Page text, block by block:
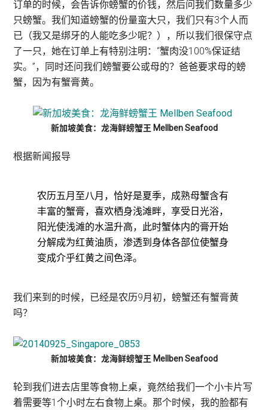
订单的时候，会告诉你螃蟹的价钱，然后问我们数量多少
只螃蟹。我们知道螃蟹的份量蛮大只，我们只有3个人而
已（我又是绑牙的人能吃多少呢？），所以我们很保守点
了一只，她在订单上有特别注明：“蟹肉没100%保证结
实。”，同时还问我们螃蟹要公或母的？爸爸要求母的螃
蟹，因为有蟹膏黄。
新加坡美食：龙海鲜螃蟹王 Mellben Seafood
根据新闻报导
农历五月至八月，恰好是夏季，成熟母蟹含有
丰富的蟹膏，喜欢栖身浅滩畔，享受日光浴，
阳光使浅滩的水温升高，此时蟹体内的膏开始
分解成为红黄油质，渗透到身体各部位使蟹身
变成介乎红黄之间色泽。
我们来到的时候，已经是农历9月初，螃蟹还有蟹膏黄
吗？
新加坡美食：龙海鲜螃蟹王 Mellben Seafood
轮到我们进去店里等食物上桌，竟然给我们一个小卡片写
着需要等1个小时左右食物上桌。那个时候，我的脸都有